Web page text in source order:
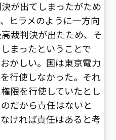
が出てしまったがため
ヒラメのように一方向
裁判決が出たため、そ
まったということで
かしい。国は東京電力
行使しなかった。それ
限を行使していたとし
だから責任はないと
ければ責任はあると考